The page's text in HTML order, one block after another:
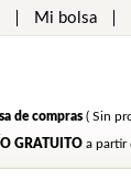
Mi bolsa
de compras ( Sin
GRATUITO a partir